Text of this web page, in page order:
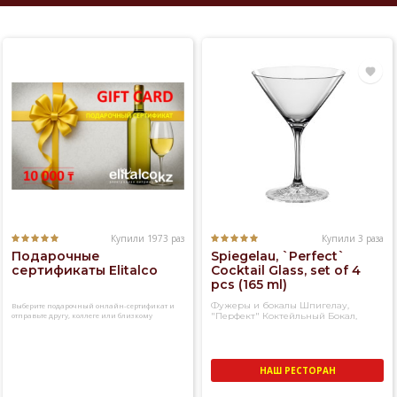
Купили 1973 раз
Подарочные
сертификаты Elitalco
Выберите подарочный онлайн-сертификат и
отправьте другу, коллеге или близкому
Купили 3 раза
Spiegelau, `Perfect`
Cocktail Glass, set of 4
pcs (165 ml)
Фужеры и бокалы Шпигелау,
"Перфект" Коктейльный Бокал,
НАШ РЕСТОРАН